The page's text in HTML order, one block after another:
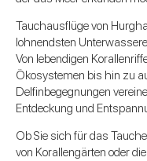
Tauchausflüge von
lohnendsten
Von lebendigen
Ökosystemen bis hin zu
Delfinbegegnungen
Entdeckung und
Ob Sie sich für das
von Korallengärten oder